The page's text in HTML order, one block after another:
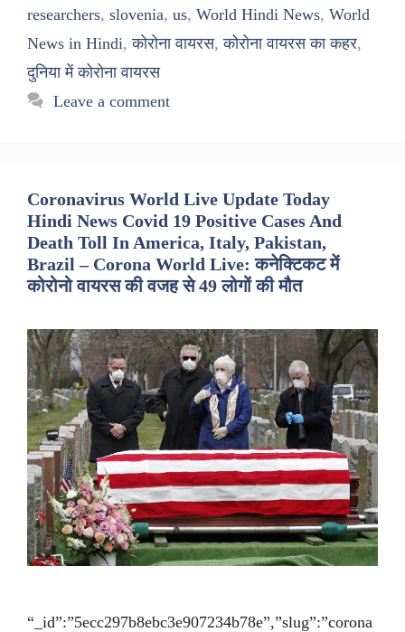
researchers, slovenia, us, World Hindi News, World
News in Hindi,कोरोना वायरस,कोरोना वायरस का कहर,
दुनिया में कोरोना वायरस
Leave a comment
Coronavirus World Live Update Today
Hindi News Covid 19 Positive Cases And
Death Toll In America, Italy, Pakistan,
Brazil – Corona World Live: कनेक्टिकट में
कोरोनो वायरस की वजह से 49 लोगों की मौत
“_id”:”5ecc297b8ebc3e907234b78e”,”slug”:”corona